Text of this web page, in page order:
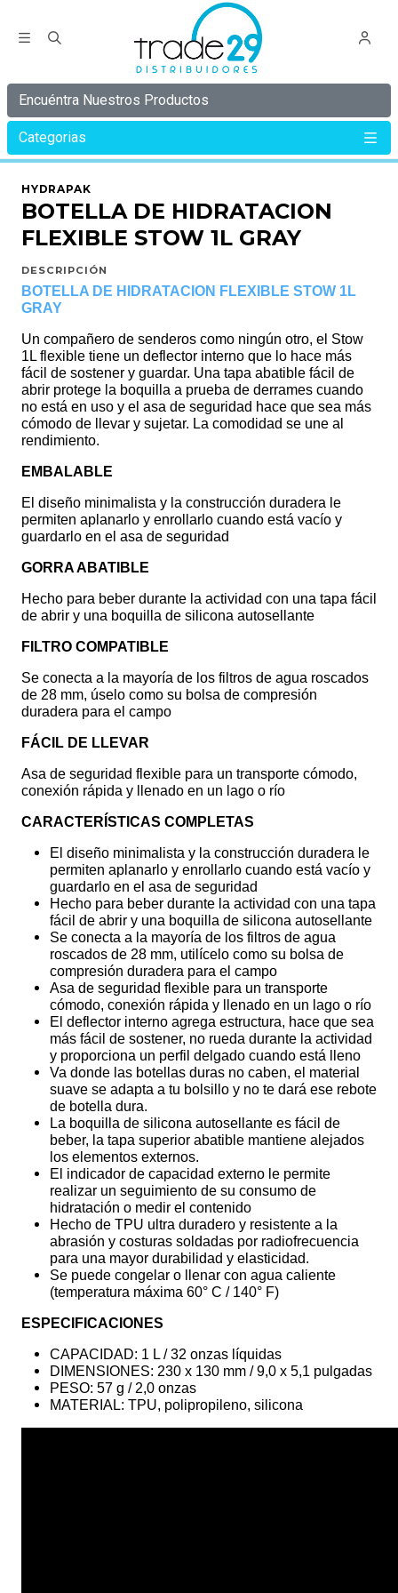
Encuéntra Nuestros Productos
Categorias
Inicio HYDRAPAK BOTELLA DE HIDRATACION FLEXIBLE STOW 1L GRAY
HYDRAPAK
BOTELLA DE HIDRATACION
FLEXIBLE STOW 1L GRAY
DESCRIPCIÓN
BOTELLA DE HIDRATACION FLEXIBLE STOW 1L
GRAY
Un compañero de senderos como ningún otro, el Stow
1L flexible tiene un deflector interno que lo hace más
fácil de sostener y guardar. Una tapa abatible fácil de
abrir protege la boquilla a prueba de derrames cuando
no está en uso y el asa de seguridad hace que sea más
cómodo de llevar y sujetar. La comodidad se une al
rendimiento.
EMBALABLE
El diseño minimalista y la construcción duradera le
permiten aplanarlo y enrollarlo cuando está vacío y
guardarlo en el asa de seguridad
GORRA ABATIBLE
Hecho para beber durante la actividad con una tapa fácil
de abrir y una boquilla de silicona autosellante
FILTRO COMPATIBLE
Se conecta a la mayoría de los filtros de agua roscados
de 28 mm, úselo como su bolsa de compresión
duradera para el campo
FÁCIL DE LLEVAR
Asa de seguridad flexible para un transporte cómodo,
conexión rápida y llenado en un lago o río
CARACTERÍSTICAS COMPLETAS
El diseño minimalista y la construcción duradera le
permiten aplanarlo y enrollarlo cuando está vacío y
guardarlo en el asa de seguridad
Hecho para beber durante la actividad con una tapa
fácil de abrir y una boquilla de silicona autosellante
Se conecta a la mayoría de los filtros de agua
roscados de 28 mm, utilícelo como su bolsa de
compresión duradera para el campo
Asa de seguridad flexible para un transporte
cómodo, conexión rápida y llenado en un lago o río
El deflector interno agrega estructura, hace que sea
más fácil de sostener, no rueda durante la actividad
y proporciona un perfil delgado cuando está lleno
Va donde las botellas duras no caben, el material
suave se adapta a tu bolsillo y no te dará ese rebote
de botella dura.
La boquilla de silicona autosellante es fácil de
beber, la tapa superior abatible mantiene alejados
los elementos externos.
El indicador de capacidad externo le permite
realizar un seguimiento de su consumo de
hidratación o medir el contenido
Hecho de TPU ultra duradero y resistente a la
abrasión y costuras soldadas por radiofrecuencia
para una mayor durabilidad y elasticidad.
Se puede congelar o llenar con agua caliente
(temperatura máxima 60° C / 140° F)
ESPECIFICACIONES
CAPACIDAD: 1 L / 32 onzas líquidas
DIMENSIONES: 230 x 130 mm / 9,0 x 5,1 pulgadas
PESO: 57 g / 2,0 onzas
MATERIAL: TPU, polipropileno, silicona